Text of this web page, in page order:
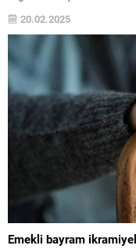
20.02.2025
Emekli bayram